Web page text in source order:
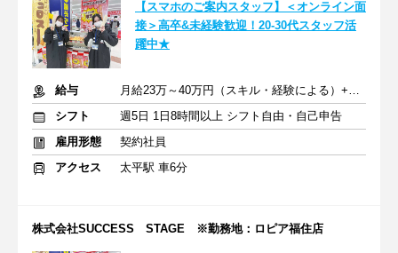
【スマホのご案内スタッフ】＜オンライン面
接＞高卒&未経験歓迎！20-30代スタッフ活
躍中★
給与
月給23万～40万円（スキル・経験による）+交通費全額支給
シフト
週5日 1日8時間以上 シフト自由・自己申告
雇用形態
契約社員
アクセス
太平駅 車6分
株式会社SUCCESS STAGE ※勤務地：ロピア福住店